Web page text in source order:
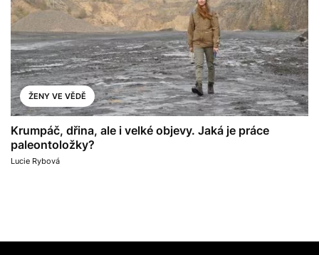
ŽENY VE VĚDĚ
Krumpáč, dřina, ale i velké objevy. Jaká je práce
paleontoložky?
Lucie Rybová